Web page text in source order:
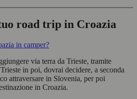
road trip in Croazia
in camper?
via terra da Trieste, tramite
in poi, dovrai decidere, a seconda
attraversare in Slovenia, per poi
in Croazia.